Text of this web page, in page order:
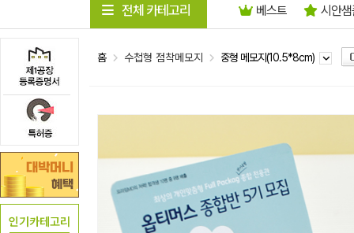
인기카테고리
전체 카테고리 베스트 시안
홈 수첩형 점착메모지 중형 메모지(10.5*8cm)